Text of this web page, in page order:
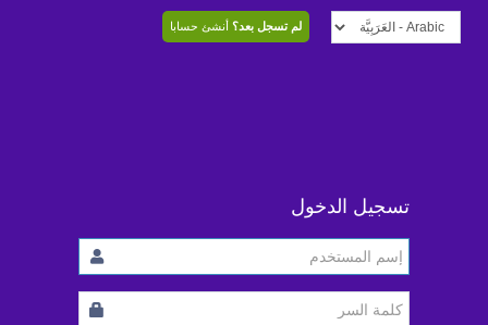
لم تسجل بعد؟ أنشئ حسابا
تسجيل الدخول